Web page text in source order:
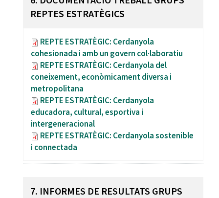
REPTES ESTRATÈGICS
REPTE ESTRATÈGIC: Cerdanyola
cohesionada i amb un govern col·laboratiu
REPTE ESTRATÈGIC: Cerdanyola del
coneixement, econòmicament diversa i
metropolitana
REPTE ESTRATÈGIC: Cerdanyola
educadora, cultural, esportiva i
intergeneracional
REPTE ESTRATÈGIC: Cerdanyola sostenible
i connectada
7. INFORMES DE RESULTATS GRUPS